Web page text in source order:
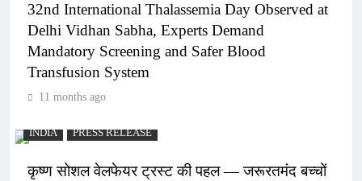
32nd International Thalassemia Day Observed at
Delhi Vidhan Sabha, Experts Demand
Mandatory Screening and Safer Blood
Transfusion System
11 months ago
INDIA PRESS RELEASE
कृष्ण सोशल वेलफेयर ट्रस्ट की पहल — जरूरतमंद बच्चों